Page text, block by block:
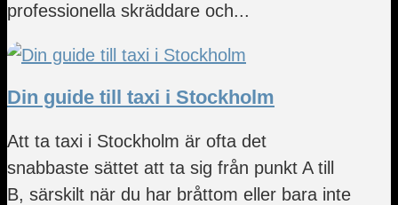
professionella skräddare och...
Din guide till taxi i Stockholm
Att ta taxi i Stockholm är ofta det
snabbaste sättet att ta sig från punkt A till
B, särskilt när du har bråttom eller bara inte